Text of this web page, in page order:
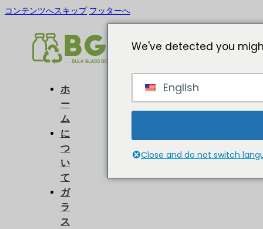
コンテンツへスキップ フッターへ
ホ
ー
ム
に
つ
い
て
ガ
ラ
ス
We've detected you
English
Close and do not switch